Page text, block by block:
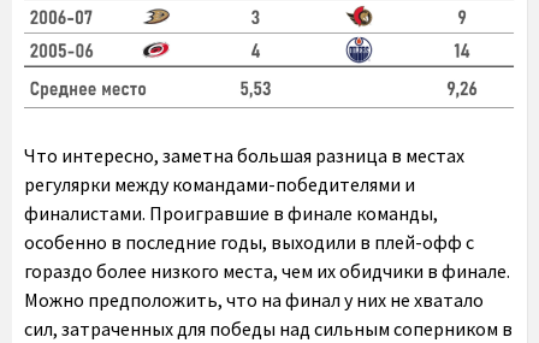
Что интересно, заметна большая разница в местах
регулярки между командами-победителями и
финалистами. Проигравшие в финале команды,
особенно в последние годы, выходили в плей-офф с
гораздо более низкого места, чем их обидчики в финале.
Можно предположить, что на финал у них не хватало
сил, затраченных для победы над сильным соперником в